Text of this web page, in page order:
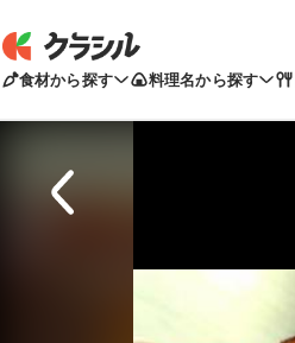
食材から探す 料理名から探す